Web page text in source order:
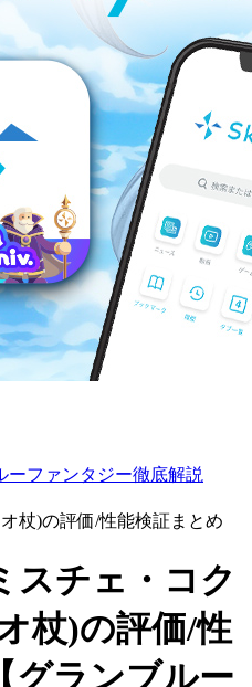
ファンタジー徹底解説
杖)の評価/性能検証まとめ
スチェ・コク
杖)の評価/性
グランブルー